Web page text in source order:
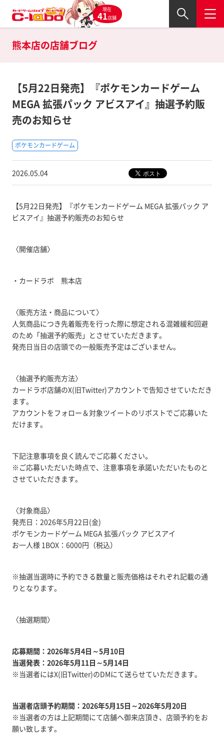
現在
41店舗
熊本店の店舗ブログ
【5月22日発売】『ポケモンカードゲーム
MEGA 拡張パック アビスアイ』抽選予約販
売のお知らせ
ポケモンカードゲーム
2026.05.04
【5月22日発売】『ポケモンカードゲーム MEGA 拡張パック ア
ビスアイ』抽選予約販売のお知らせ
〈開催店舗〉
・カードラボ 熊本店
〈販売方法・商品について〉
人気商品につき先着販売を行った際に想定される混雑緩和回避
のため「抽選予約販売」とさせていただきます。
発売日当日の店頭での一般販売予定はございません。
〈抽選予約販売方法〉
カードラボ店舗のX(旧Twitter)アカウントで告知させていただき
ます。
アカウントをフォロー＆対象ツイートのリポストでご応募いた
だけます。
下記注意事項を良く読んでご応募ください。
※ご応募いただいた時点で、注意事項を承諾いただいたものと
させていただきます。
〈対象商品〉
発売日：2026年5月22日(金)
ポケモンカードゲーム MEGA 拡張パック アビスアイ
お一人様 1BOX：6000円（税込）
※抽選当選時に予約できる数量と販売価格はそれぞれ記載の通
りとなります。
〈抽選期間〉
応募期間：2026年5月4日～5月10日
当選発表：2026年5月11日～5月14日
※当選者にはX(旧Twitter)のDMにて送らせていただきます。
当選者店頭予約期間：2026年5月15日～2026年5月20日
※当選者の方は上記期間にて店舗へ御来店頂き、店頭予約をお
願い致します。